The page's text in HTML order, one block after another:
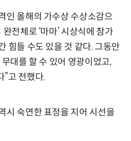
인 올해의 가수상 수상소감으
전체로 ‘마마’ 시상식에 참가
힘들 수도 있을 것 같다. 그동안
무대를 할 수 있어 영광이었고,
”고 전했다.
시 숙연한 표정을 지어 시선을